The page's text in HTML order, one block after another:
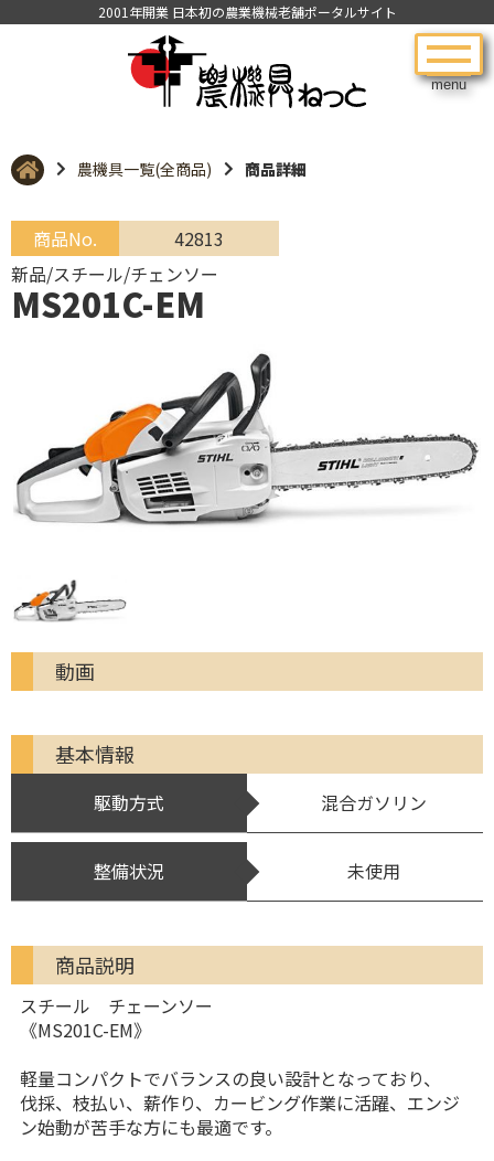
menu
2001年開業 日本初の農業機械老舗ポータルサイト
農機具一覧(全商品) 商品詳細
商品No.
42813
新品/スチール/チェンソー
MS201C-EM
動画
基本情報
駆動方式 混合ガソリン
整備状況 未使用
商品説明
スチール チェーンソー
《MS201C-EM》
軽量コンパクトでバランスの良い設計となっており、
伐採、枝払い、薪作り、カービング作業に活躍、エンジ
ン始動が苦手な方にも最適です。